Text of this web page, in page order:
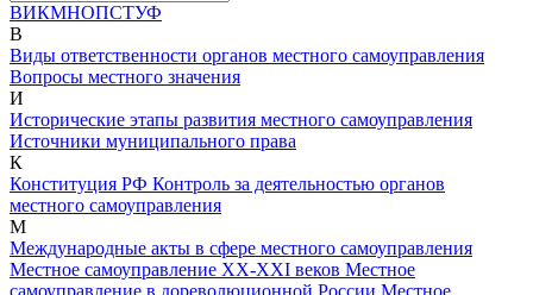
ВИКМНОПСТУФ
В
Виды ответственности органов местного самоуправления
Вопросы местного значения
И
Исторические этапы развития местного самоуправления
Источники муниципального права
К
Конституция РФ Контроль за деятельностью органов
местного самоуправления
М
Международные акты в сфере местного самоуправления
Местное самоуправление XX-XXI веков Местное
самоуправление в дореволюционной России Местное